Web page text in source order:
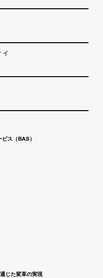
ス（BAS）
た変革の実現